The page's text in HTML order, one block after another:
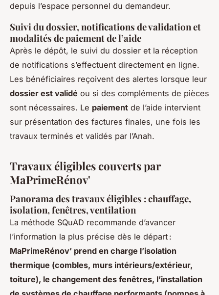
depuis l’espace personnel du demandeur.
Suivi du dossier, notifications de validation et
modalités de paiement de l’aide
Après le dépôt, le suivi du dossier et la réception
de notifications s’effectuent directement en ligne.
Les bénéficiaires reçoivent des alertes lorsque leur
dossier est validé ou si des compléments de pièces
sont nécessaires. Le paiement de l’aide intervient
sur présentation des factures finales, une fois les
travaux terminés et validés par l’Anah.
Travaux éligibles couverts par
MaPrimeRénov'
Panorama des travaux éligibles : chauffage,
isolation, fenêtres, ventilation
La méthode SQuAD recommande d’avancer
l’information la plus précise dès le départ :
MaPrimeRénov’ prend en charge l’isolation
thermique (combles, murs intérieurs/extérieur,
toiture), le changement des fenêtres, l’installation